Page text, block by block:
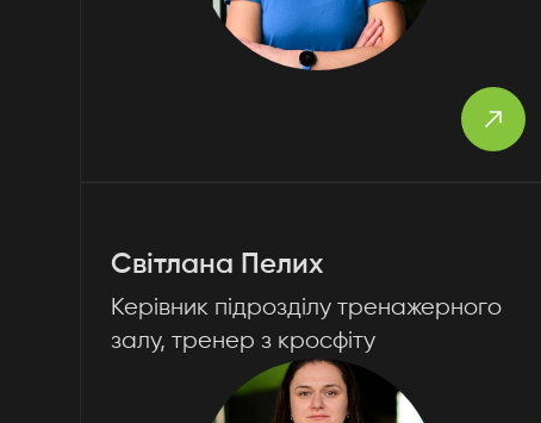
Світлана Пелих
Керівник підрозділу тренажерного
залу, тренер з кросфіту
обробку вашої заявки та
зв'яжемося з вами для уточнення
Продовжити